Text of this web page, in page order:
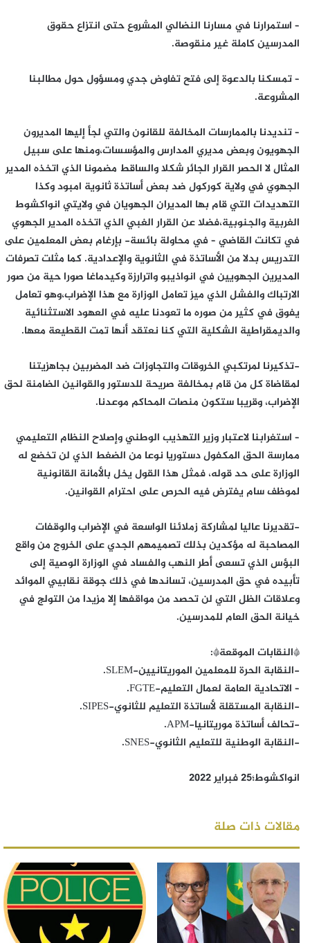
– استمرارنا في مسارنا النضالي المشروع حتى انتزاع حقوق
المدرسين كاملة غير منقوصة.
– تمسكنا بالدعوة إلى فتح تفاوض جدي ومسؤول حول مطالبنا
المشروعة.
– تنديدنا بالممارسات المخالفة للقانون والتي لجأ إليها المديرون
الجهويون وبعض مديري المدارس والمؤسسات،ومنها على سبيل
المثال لا الحصر القرار الجائر شكلا والساقط مضمونا الذي اتخذه المدير
الجهوي في ولاية كوركول ضد بعض أساتذة ثانوية امبود وكذا
التهديدات التي قام بها المديران الجهويان في ولايتي انواكشوط
الغربية والجنوبية،فضلا عن القرار الغبي الذي اتخذه المدير الجهوي
في تكانت القاضي – في محاولة بائسة- بإرغام بعض المعلمين على
التدريس بدلا من الأساتذة في الثانوية والإعدادية. كما مثلت تصرفات
المديرين الجهويين في انواذيبو واترارزة وكيدماغا صورا حية من صور
الارتباك والفشل الذي ميز تعامل الوزارة مع هذا الإضراب،وهو تعامل
يفوق في كثير من صوره ما تعودنا عليه في العهود الاستثنائية
والديمقراطية الشكلية التي كنا نعتقد أنها تمت القطيعة معها.
-تذكيرنا لمرتكبي الخروقات والتجاوزات ضد المضربين بجاهزيتنا
لمقاضاة كل من قام بمخالفة صريحة للدستور والقوانين الضامنة لحق
الإضراب، وقريبا ستكون منصات المحاكم موعدنا.
– استغرابنا لاعتبار وزير التهذيب الوطني وإصلاح النظام التعليمي
ممارسة الحق المكفول دستوريا نوعا من الضغط الذي لن تخضع له
الوزارة على حد قوله، فمثل هذا القول يخل بالأمانة القانونية
لموظف سام يفترض فيه الحرص على احترام القوانين.
-تقديرنا عاليا لمشاركة زملائنا الواسعة في الإضراب والوقفات
المصاحبة له مؤكدين بذلك تصميمهم الجدي على الخروج من واقع
البؤس الذي تسعى أطر النهب والفساد في الوزارة الوصية إلى
تأبيده في حق المدرسين، تساندها في ذلك جوقة نقابيي الموائد
وعلاقات الظل التي لن تحصد من مواقفها إلا مزيدا من التولج في
خيانة الحق العام للمدرسين.
*النقابات الموقعة*:
-النقابة الحرة للمعلمين الموريتانيين-SLEM.
– الاتحادية العامة لعمال التعليم-FGTE.
-النقابة المستقلة لأساتذة التعليم للثانوي-SIPES.
-تحالف أساتذة موريتانيا-APM.
-النقابة الوطنية للتعليم الثانوي-SNES.
انواكشوط؛25 فبراير 2022
مقالات ذات صلة